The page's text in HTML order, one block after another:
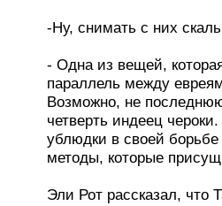
-Ну, снимать с них
- Одна из вещей,
параллель между
Возможно, не
четверть индеец
ублюдки в своей
методы, которые
Эли Рот рассказал, что